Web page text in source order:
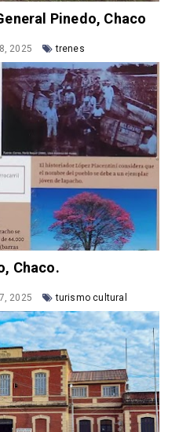
Pinedo, Chaco
2025 trenes
Chaco.
2025 turismo cultural